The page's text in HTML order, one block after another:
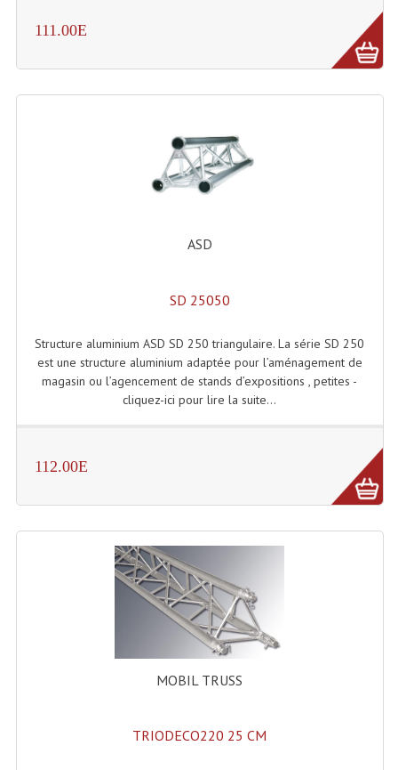
Sacs & Housses De Transport
Rack 19 Pouces Multiplis
Rack 19" STYLE VSR (capot En L)
Effets Projection Et Jet De CO2
Machines À Brouillard
Machines À Bulles
Machines À Effet Brouillard
Machines À Fumée Lourde
Machines À Mousse, Neige, Liquides
Liquide À Brouillard
111.00E
ASD
SD 25050
Structure aluminium ASD SD 250 triangulaire. La série SD 250
est une structure aluminium adaptée pour l’aménagement de
magasin ou l’agencement de stands d’expositions , petites -
cliquez-ici pour lire la suite...
112.00E
MOBIL TRUSS
TRIODECO220 25 CM